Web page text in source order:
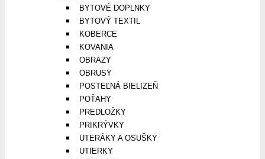
BYTOVÉ DOPLNKY
BYTOVÝ TEXTIL
KOBERCE
KOVANIA
OBRAZY
OBRUSY
POSTEĽNÁ BIELIZEŇ
POŤAHY
PREDLOŽKY
PRIKRÝVKY
UTERÁKY A OSUŠKY
UTIERKY